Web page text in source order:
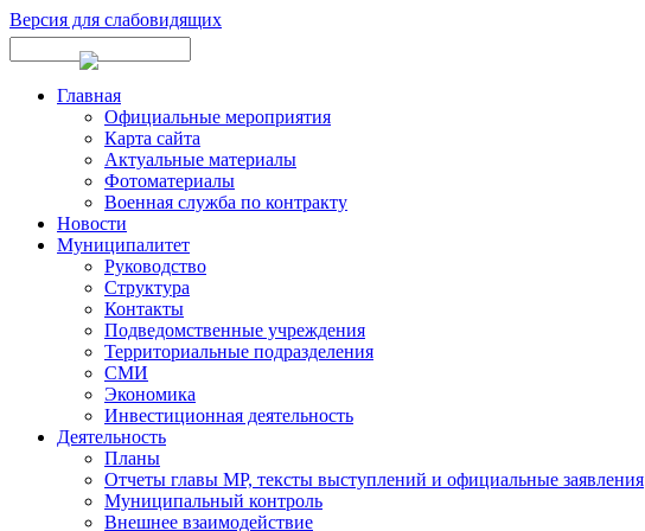
Версия для слабовидящих
Главная
Официальные мероприятия
Карта сайта
Актуальные материалы
Фотоматериалы
Военная служба по контракту
Новости
Муниципалитет
Руководство
Структура
Контакты
Подведомственные учреждения
Территориальные подразделения
СМИ
Экономика
Инвестиционная деятельность
Деятельность
Планы
Отчеты главы МР, тексты выступлений и официальные заявления
Муниципальный контроль
Внешнее взаимодействие